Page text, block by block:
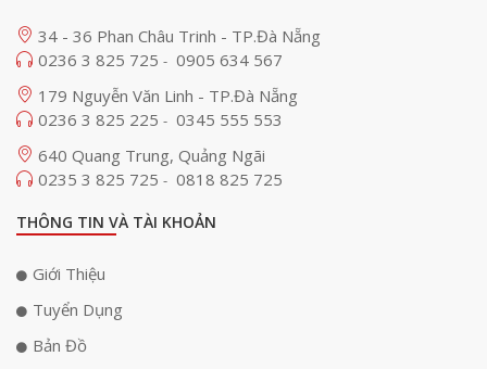
34 - 36 Phan Châu Trinh - TP.Đà Nẵng
0236 3 825 725 - 0905 634 567
179 Nguyễn Văn Linh - TP.Đà Nẵng
0236 3 825 225 - 0345 555 553
640 Quang Trung, Quảng Ngãi
0235 3 825 725 - 0818 825 725
THÔNG TIN VÀ TÀI KHOẢN
Giới Thiệu
Tuyển Dụng
Bản Đồ